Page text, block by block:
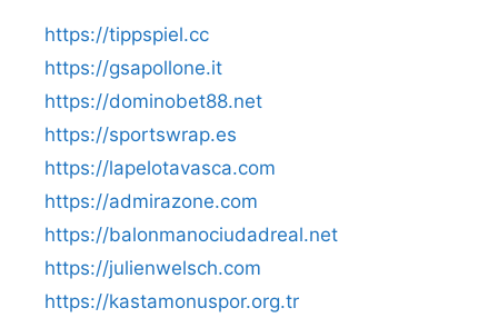
https://tippspiel.cc
https://gsapollone.it
https://dominobet88.net
https://sportswrap.es
https://lapelotavasca.com
https://admirazone.com
https://balonmanociudadreal.net
https://julienwelsch.com
https://kastamonuspor.org.tr